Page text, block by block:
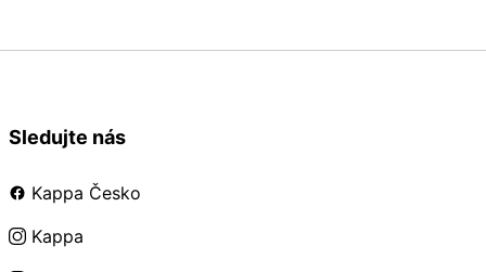
Sledujte nás
Kappa Česko
Kappa